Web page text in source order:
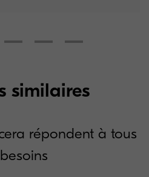
similaires
répondent à tous